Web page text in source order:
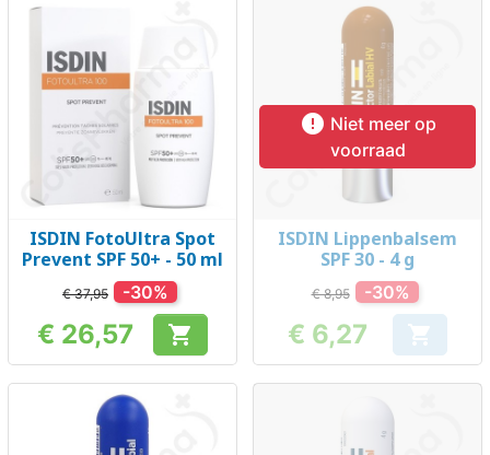
ISDIN FotoUltra Spot
Prevent SPF 50+ - 50 ml
€ 37,95 -30%
Prijs
€ 26,57 
 Niet meer op
voorraad
ISDIN Lippenbalsem
SPF 30 - 4 g
€ 8,95 -30%
€ 6,27 